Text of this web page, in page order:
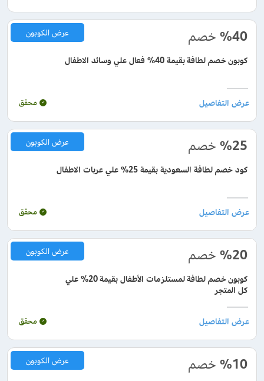
%40 خصم
كوبون خصم لطافة بقيمة 40% فعال علي وسائد الاطفال
عرض الكوبون
محقق
%25 خصم
كود خصم لطافة السعودية بقيمة 25% علي عربات الاطفال
عرض الكوبون
محقق
%20 خصم
كوبون خصم لطافة لمستلزمات الأطفال بقيمة 20% علي
كل المتجر
عرض الكوبون
محقق
%10 خصم عرض الكوبون